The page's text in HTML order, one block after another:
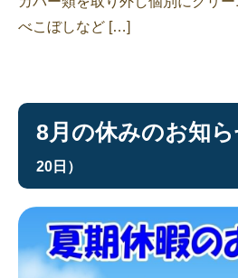
べこぼしなど […]
8月の休みのお知
20日）